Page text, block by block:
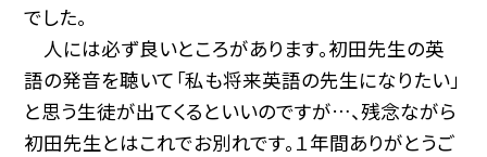
でした。
人には必ず良いところがあります。初田先生の英
語の発音を聴いて「私も将来英語の先生になりたい」
と思う生徒が出てくるといいのですが…、残念ながら
初田先生とはこれでお別れです。１年間ありがとうご